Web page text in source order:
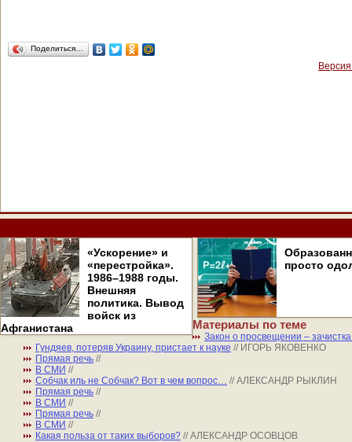
Поделиться…
«Ускорение» и
«перестройка».
1986–1988 годы.
Внешняя
политика. Вывод
войск из
Афганистана
просто
Материалы по теме
Закон о просвещении –
Гундяев, потеряв Украину, пристает к науке // ИГОРЬ ЯКОВЕНКО
Прямая речь //
В СМИ //
Собчак иль не Собчак? Вот в чем вопрос… // АЛЕКСАНДР РЫКЛИН
Прямая речь //
В СМИ //
Прямая речь //
В СМИ //
Какая польза от таких выборов? // АЛЕКСАНДР ОСОВЦОВ